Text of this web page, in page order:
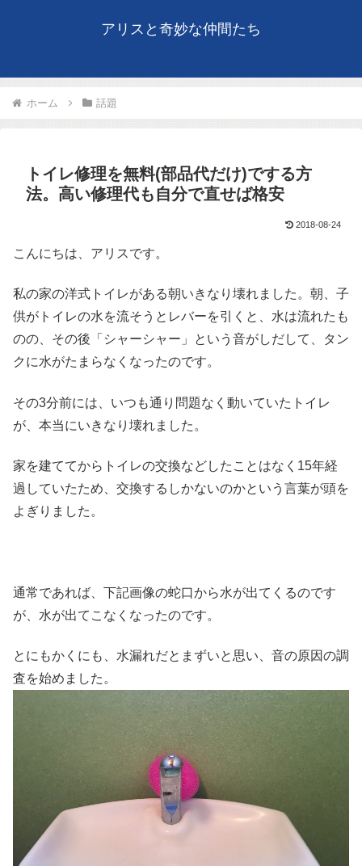
アリスと奇妙な仲間たち
ホーム 話題
トイレ修理を無料(部品代だけ)でする方
法。高い修理代も自分で直せば格安
2018-08-24
こんにちは、アリスです。
私の家の洋式トイレがある朝いきなり壊れました。朝、子
供がトイレの水を流そうとレバーを引くと、水は流れたも
のの、その後「シャーシャー」という音がしだして、タン
クに水がたまらなくなったのです。
その3分前には、いつも通り問題なく動いていたトイレ
が、本当にいきなり壊れました。
家を建ててからトイレの交換などしたことはなく15年経
過していたため、交換するしかないのかという言葉が頭を
よぎりました。
通常であれば、下記画像の蛇口から水が出てくるのです
が、水が出てこなくなったのです。
とにもかくにも、水漏れだとまずいと思い、音の原因の調
査を始めました。